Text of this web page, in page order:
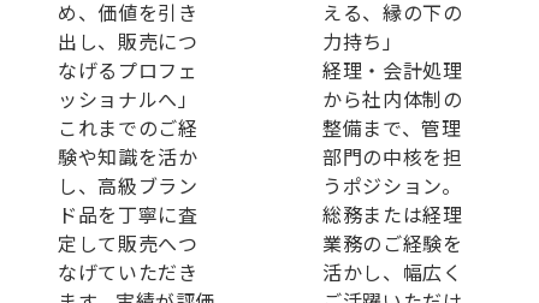
め、価値を引き
出し、販売につ
なげるプロフェ
ッショナルへ」
これまでのご経
験や知識を活か
し、高級ブラン
ド品を丁寧に査
定して販売へつ
なげていただき
える、縁の下の
力持ち」
経理・会計処理
から社内体制の
整備まで、管理
部門の中核を担
うポジション。
総務または経理
業務のご経験を
活かし、幅広く